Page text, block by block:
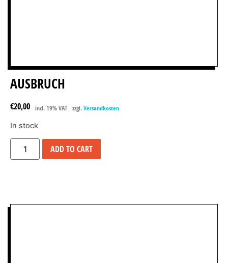
AUSBRUCH
€20,00 incl. 19% VAT zzgl. Versandkosten
In stock
ADD TO CART